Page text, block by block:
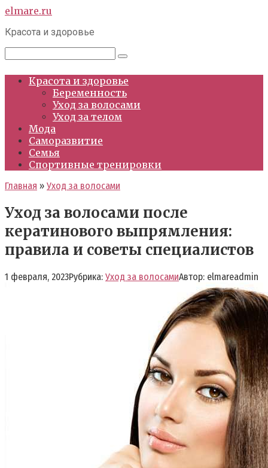
Перейти
контенту
elmare.ru
Красота и здоровье
Красота и здоровье
Беременность
Уход за волосами
Уход за телом
Мода
Саморазвитие
Семья
Спортивные тренировки
Главная » Уход за волосами
Уход за волосами после
кератинового выпрямления:
правила и советы специалистов
1 февраля, 2023Рубрика: Уход за волосамиАвтор: elmareadmin